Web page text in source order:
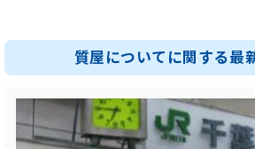
質屋についてに関する最